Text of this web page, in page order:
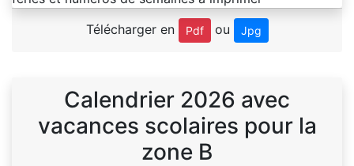
Télécharger en Pdf ou Jpg
Calendrier 2026 avec
vacances scolaires pour la
zone B